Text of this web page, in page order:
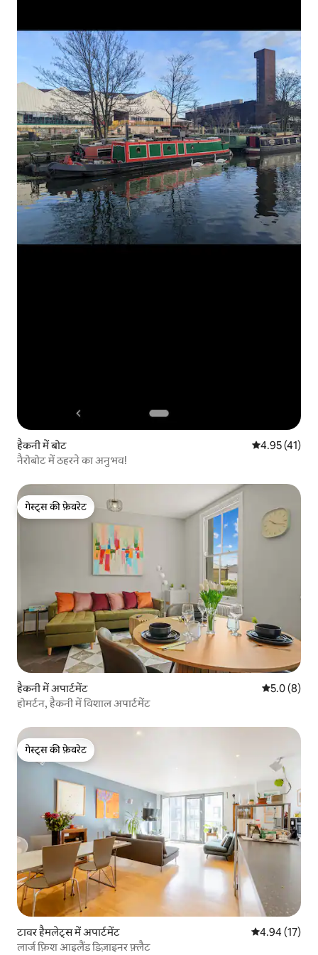
हैकनी में बोट औसत रेटिंग 5 में
4.95 (41)
नैरोबोट में ठहरने का अनुभव!
गेस्ट्स की फ़ेवरेट
गेस्ट्स की फ़ेवरेट
हैकनी में अपार्टमेंट औसत रेटिंग 5
5.0 (8)
होमर्टन, हैकनी में विशाल अपार्टमेंट
गेस्ट्स की फ़ेवरेट
गेस्ट्स की फ़ेवरेट
टावर हैमलेट्स में अपार्टमेंट औसत रेटिंग 5 में
4.94 (17)
लार्ज फ़िश आइलैंड डिज़ाइनर फ़्लैट